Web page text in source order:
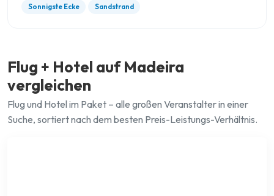
Sonnigste Ecke Sandstrand
Flug + Hotel auf Madeira
vergleichen
Flug und Hotel im Paket – alle großen Veranstalter in einer
Suche, sortiert nach dem besten Preis-Leistungs-Verhältnis.